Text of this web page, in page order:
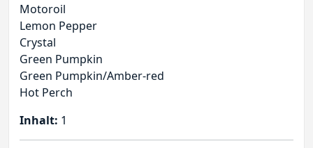
Motoroil
Lemon Pepper
Crystal
Green Pumpkin
Green Pumpkin/Amber-red
Hot Perch
Inhalt: 1